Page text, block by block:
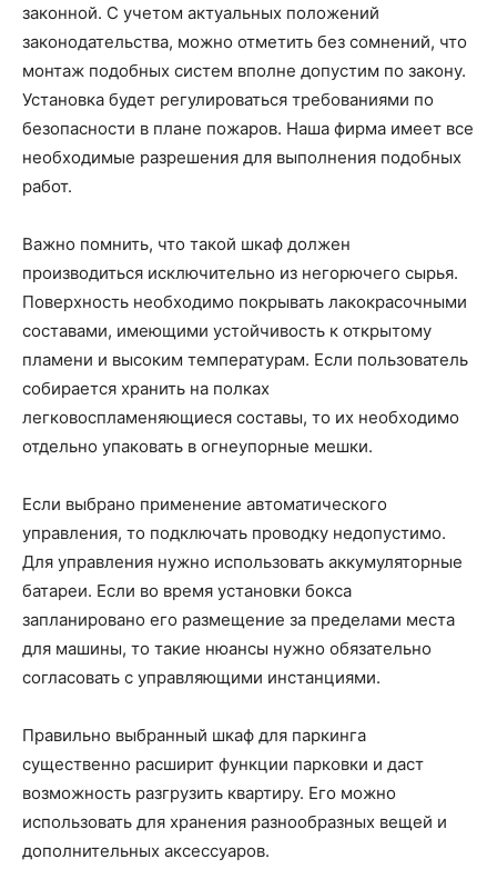
законной. С учетом актуальных положений
законодательства, можно отметить без сомнений, что
монтаж подобных систем вполне допустим по закону.
Установка будет регулироваться требованиями по
безопасности в плане пожаров. Наша фирма имеет все
необходимые разрешения для выполнения подобных
работ.
Важно помнить, что такой шкаф должен
производиться исключительно из негорючего сырья.
Поверхность необходимо покрывать лакокрасочными
составами, имеющими устойчивость к открытому
пламени и высоким температурам. Если пользователь
собирается хранить на полках
легковоспламеняющиеся составы, то их необходимо
отдельно упаковать в огнеупорные мешки.
Если выбрано применение автоматического
управления, то подключать проводку недопустимо.
Для управления нужно использовать аккумуляторные
батареи. Если во время установки бокса
запланировано его размещение за пределами места
для машины, то такие нюансы нужно обязательно
согласовать с управляющими инстанциями.
Правильно выбранный шкаф для паркинга
существенно расширит функции парковки и даст
возможность разгрузить квартиру. Его можно
использовать для хранения разнообразных вещей и
дополнительных аксессуаров.